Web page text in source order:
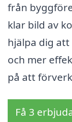
från
klar bild av
hjälpa dig
och mer
på att
Få 3